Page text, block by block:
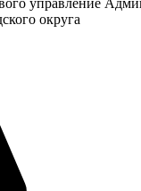
округа